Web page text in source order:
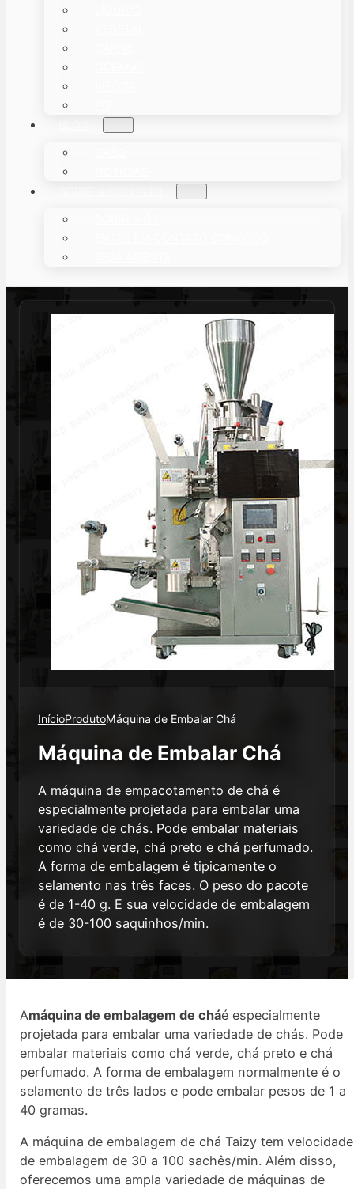
InícioProdutoMáquina de Embalar Chá
Máquina de Embalar Chá
A máquina de empacotamento de chá é
especialmente projetada para embalar uma
variedade de chás. Pode embalar materiais
como chá verde, chá preto e chá perfumado.
A forma de embalagem é tipicamente o
selamento nas três faces. O peso do pacote
é de 1-40 g. E sua velocidade de embalagem
é de 30-100 saquinhos/min.
Amáquina de embalagem de cháé especialmente
projetada para embalar uma variedade de chás. Pode
embalar materiais como chá verde, chá preto e chá
perfumado. A forma de embalagem normalmente é o
selamento de três lados e pode embalar pesos de 1 a
40 gramas.
A máquina de embalagem de chá Taizy tem velocidade
de embalagem de 30 a 100 sachês/min. Além disso,
oferecemos uma ampla variedade de máquinas de